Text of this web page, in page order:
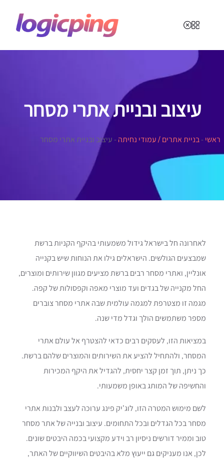
עיצוב ובניית אתרי מסחר
ראשי -בניית אתרים / עמודי נחיתה - עיצוב ובניית אתרי מסחר
לאחרונה חל בישראל גידול משמעותי בהיקף הקניות ברשת
שמבצעים הגולשים. הישראלים גילו את הנוחות שיש בקנייה
אונליין, ואתרי מסחר רבים ברשת מציעים מגוון שירותים ומוצרים,
החל מקנייה של בגדים ועד מוצרי מאפה וקפסולות של קפה.
מגמה זו מצטרפת למגמה עולמית שבה אתרי מסחר צוברים
מספר משתמשים הולך וגדל מדי שנה.
במציאות הזו, לעסקים רבים כדאי להצטרף אל עולם אתרי
המסחר, ולהתחיל להציע את השירותים והמוצרים שלהם ברשת.
כך ניתן, תוך זמן קצר יחסית, להגדיל את היקף המכירות
והחשיפה של המותג באופן משמעותי.
לשם מימוש המטרה הזו, לוג’יק פינג ערוכה לעצב ולבנות אתרי
מסחר בכל הגדלים ובכל התחומים. עיצוב ובנייה של אתר מסחר
טוב וממיר דורשים ניסיון רב וידע מקצועי בכמה היבטים שונים.
לכן, אנו מעניקים גם ייעוץ מלא בהיבטים השיווקיים של האתר,